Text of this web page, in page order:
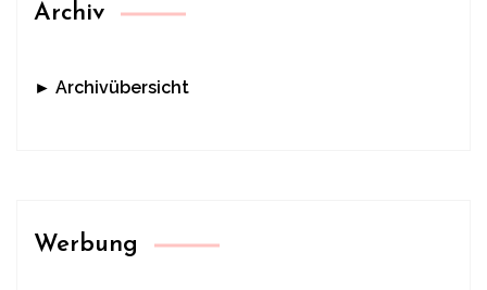
Archiv
► Archivübersicht
Werbung